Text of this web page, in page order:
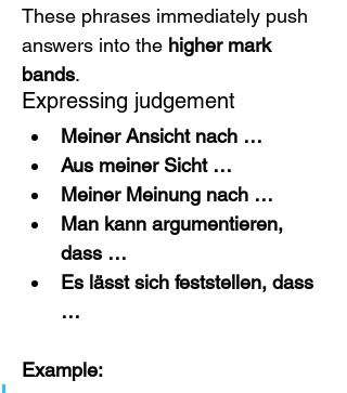
These phrases immediately push
answers into the higher mark
bands.
Expressing judgement
Meiner Ansicht nach …
Aus meiner Sicht …
Meiner Meinung nach …
Man kann argumentieren,
dass …
Es lässt sich feststellen, dass
…
Example: